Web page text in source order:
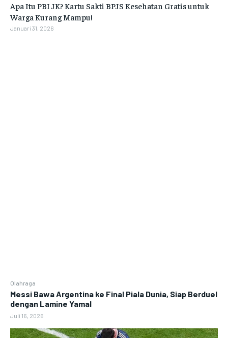
Olahraga
Messi Bawa Argentina ke Final Piala Dunia, Siap Berduel
dengan Lamine Yamal
Juli 16, 2026
Apa Itu PBI JK? Kartu Sakti BPJS Kesehatan Gratis untuk
Warga Kurang Mampu!
Januari 31, 2026